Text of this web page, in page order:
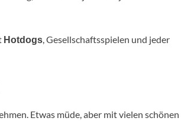
Hotdogs , Gesellschaftsspielen und jeder
Etwas müde, aber mit vielen schönen